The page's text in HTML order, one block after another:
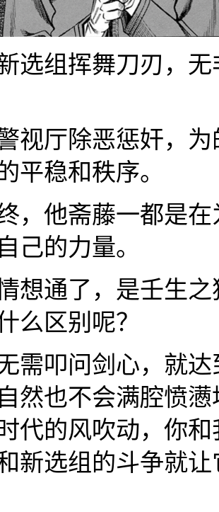
选组挥舞刀刃，
视厅除恶惩奸，
平稳和秩序。
，他斋藤一都是
己的力量。
想通了，是壬生
么区别呢？
需叩问剑心，就
然也不会满腔愤
代的风吹动，你
新选组的斗争就